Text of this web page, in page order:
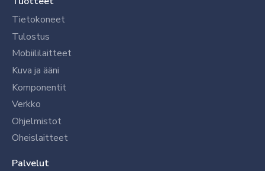
Tietokoneet
Tulostus
Mobiililaitteet
Kuva ja ääni
Komponentit
Verkko
Ohjelmistot
Oheislaitteet
Palvelut